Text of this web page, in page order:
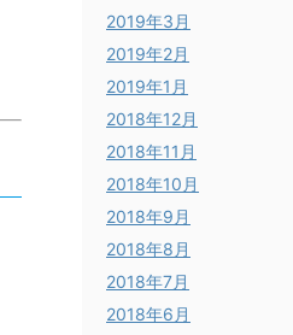
2019年3月
2019年2月
2019年1月
2018年12月
2018年11月
2018年10月
2018年9月
2018年8月
2018年7月
2018年6月